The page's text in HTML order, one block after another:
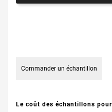
Commander un échantillon
Le coût des échantillons